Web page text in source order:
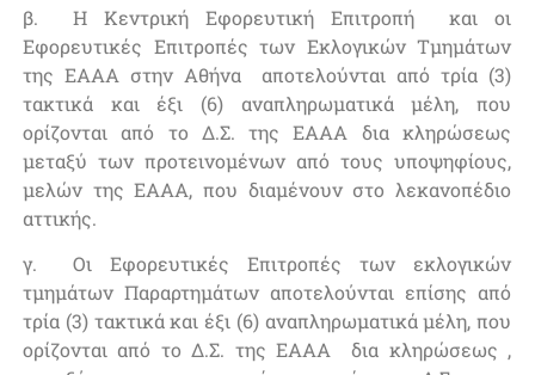
β. Η Κεντρική Εφορευτική Επιτροπή και οι
Εφορευτικές Επιτροπές των Εκλογικών Τμημάτων
της ΕΑΑΑ στην Αθήνα αποτελούνται από τρία (3)
τακτικά και έξι (6) αναπληρωματικά μέλη, που
ορίζονται από το Δ.Σ. της ΕΑΑΑ δια κληρώσεως
μεταξύ των προτεινομένων από τους υποψηφίους,
μελών της ΕΑΑΑ, που διαμένουν στο λεκανοπέδιο
αττικής.
γ. Οι Εφορευτικές Επιτροπές των εκλογικών
τμημάτων Παραρτημάτων αποτελούνται επίσης από
τρία (3) τακτικά και έξι (6) αναπληρωματικά μέλη, που
ορίζονται από το Δ.Σ. της ΕΑΑΑ δια κληρώσεως ,